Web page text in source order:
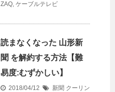
ZAQ, ケーブルテレビ
読まなくなった 山形新
聞 を解約する方法【難
易度:むずかしい】
2018/04/12 新聞 クーリン